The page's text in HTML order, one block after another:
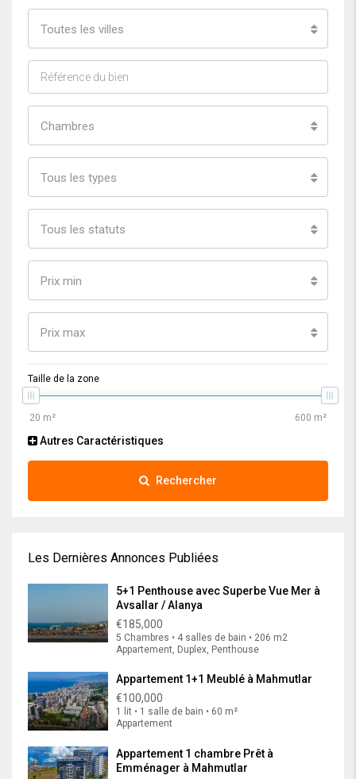
Toutes les villes
Chambres
Tous les types
Tous les statuts
Prix min
Prix max
Taille de la zone
Autres Caractéristiques
Rechercher
Les Dernières Annonces Publiées
5+1 Penthouse avec Superbe Vue Mer à
Avsallar / Alanya
€185,000
5 Chambres • 4 salles de bain • 206 m2
Appartement, Duplex, Penthouse
Appartement 1+1 Meublé à Mahmutlar
€100,000
1 lit • 1 salle de bain • 60 m²
Appartement
Appartement 1 chambre Prêt à
Emménager à Mahmutlar